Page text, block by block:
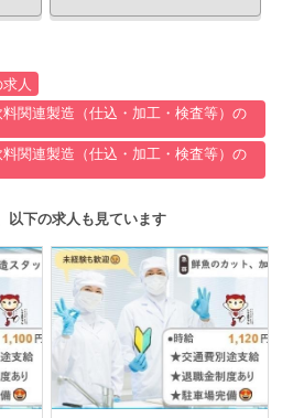
人
関連製造（仕込・加工・検査等）の
関連製造（仕込・加工・検査等）の
以下の求人も見ています